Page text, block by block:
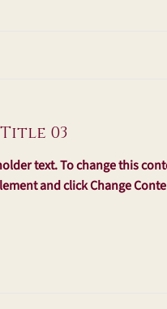
03
text. To change this
and click Change